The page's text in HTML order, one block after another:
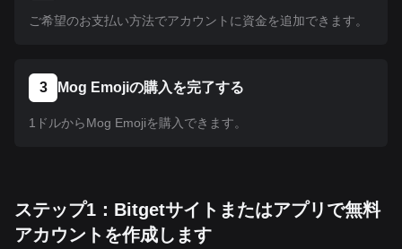
ご希望のお支払い方法でアカウントに資金を追加できます。
3 Mog Emojiの購入を完了する
1ドルからMog Emojiを購入できます。
ステップ1：Bitgetサイトまたはアプリで無料
アカウントを作成します